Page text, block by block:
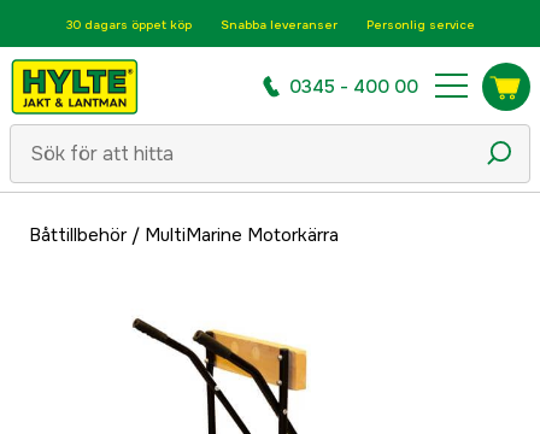
30 dagars öppet köp Snabba leveranser Personlig service
0345 - 400 00
Båttillbehör/ MultiMarine Motorkärra